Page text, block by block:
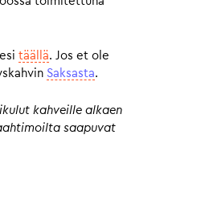
täällä. Jos et ole
Saksasta.
kahveille alkaen
saapuvat